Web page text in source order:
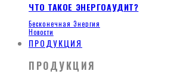
ЧТО ТАКОЕ ЭНЕРГОАУДИТ?
Бесконечная Энергия
Новости
ПРОДУКЦИЯ
ПРОДУКЦИЯ